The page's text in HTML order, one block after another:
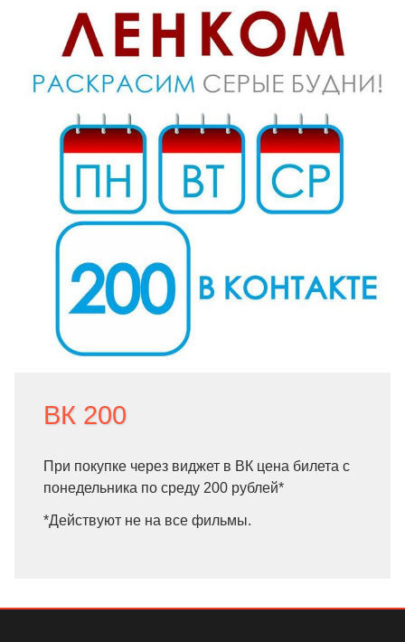
ВК 200
При покупке через виджет в ВК цена билета с
понедельника по среду 200 рублей*
*Действуют не на все фильмы.